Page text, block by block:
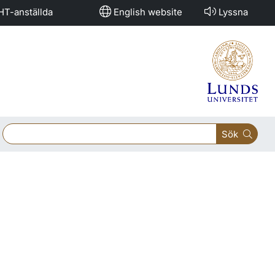
anställda English website Lyssna
Sök